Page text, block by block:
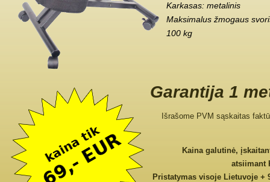
Karkasas: metalinis
Maksimalus žmogaus
100 kg
Garantija 1
Išrašome PVM sąskaitas
Kaina galutinė,
atsiimant
Pristatymas visoje Lietuvoje +